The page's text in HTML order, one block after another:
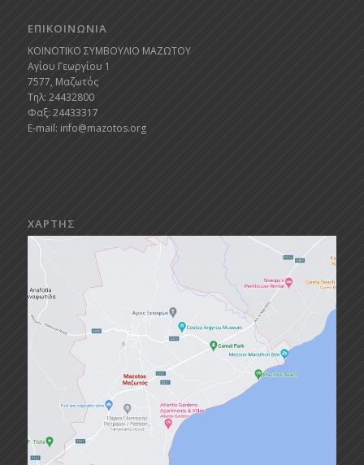
ΕΠΙΚΟΙΝΩΝΙΑ
ΚΟΙΝΟΤΙΚΟ ΣΥΜΒΟΥΛΙΟ ΜΑΖΩΤΟΥ
Αγίου Γεωργίου 1
7577, Μαζωτός
Τηλ: 24432800
Φαξ: 24433317
E-mail: info@mazotos.org
ΧΑΡΤΗΣ